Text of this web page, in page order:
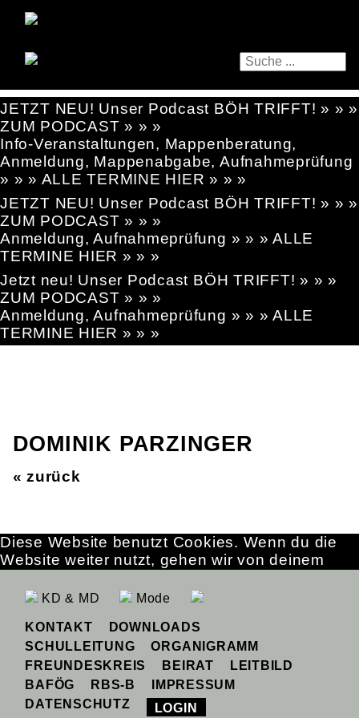
JETZT NEU! Unser Podcast BÖH TRIFFT! » » »
ZUM PODCAST » » »
Info-Veranstaltungen, Mappenberatung,
Anmeldung, Mappenabgabe, Aufnahmeprüfung
» » » ALLE TERMINE HIER » » »
JETZT NEU! Unser Podcast BÖH TRIFFT! » » »
ZUM PODCAST » » »
Anmeldung, Aufnahmeprüfung » » » ALLE
TERMINE HIER » » »
Jetzt neu! Unser Podcast BÖH TRIFFT! » » »
ZUM PODCAST » » »
Anmeldung, Aufnahmeprüfung » » » ALLE
TERMINE HIER » » »
DOMINIK PARZINGER
« zurück
KD & MD Mode
KONTAKT
DOWNLOADS
SCHULLEITUNG
ORGANIGRAMM
FREUNDESKREIS
BEIRAT
LEITBILD
BAFÖG
RBS-B
IMPRESSUM
DATENSCHUTZ
LOGIN
Diese Website benutzt Cookies. Wenn du die
Website weiter nutzt, gehen wir von deinem